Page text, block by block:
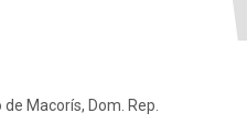
Macorís, Dom. Rep.